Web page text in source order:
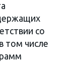
со
том числе